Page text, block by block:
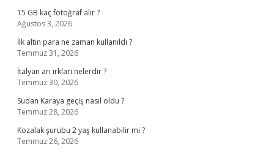
15 GB kaç fotoğraf alır ?
Ağustos 3, 2026
İlk altın para ne zaman kullanıldı ?
Temmuz 31, 2026
İtalyan arı ırkları nelerdir ?
Temmuz 30, 2026
Sudan Karaya geçiş nasıl oldu ?
Temmuz 28, 2026
Kozalak şurubu 2 yaş kullanabilir mi ?
Temmuz 26, 2026